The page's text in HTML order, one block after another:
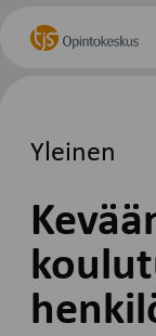
sisältöönEtusivu
Yleinen